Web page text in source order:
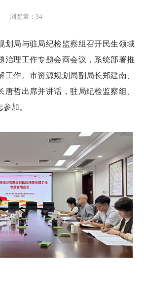
浏览量： 34
局与驻局纪检监察组召开民生领域
治理工作专题会商会议，系统部署推
工作。市资源规划局副局长郑建南、
唐哲出席并讲话，驻局纪检监察组、
加。